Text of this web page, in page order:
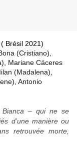
Brésil 2021)
(Cristiano),
Mariane Cáceres
(Madalena),
Antonio
Bianca – qui ne se
d’une manière ou
retrouvée morte,